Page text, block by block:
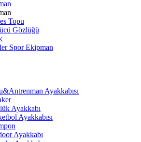
Topu
Gözlüğü
Spor Ekipman
Ayakkabısı
Ayakkabı
Ayakkabısı
Ayakkabı